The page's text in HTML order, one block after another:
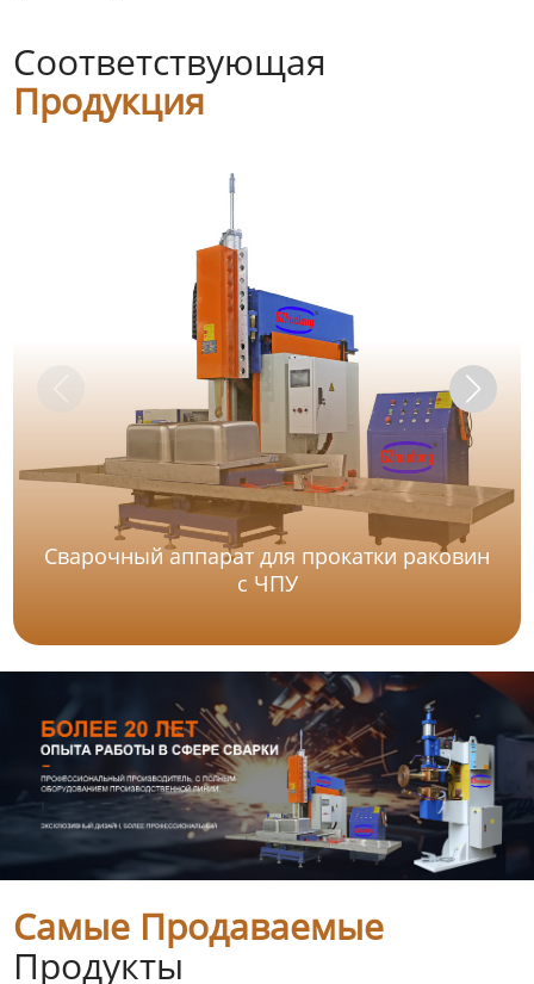
Соответствующая
Продукция
Сварочный аппарат для прокатки раковин
с ЧПУ
Самые Продаваемые
Продукты